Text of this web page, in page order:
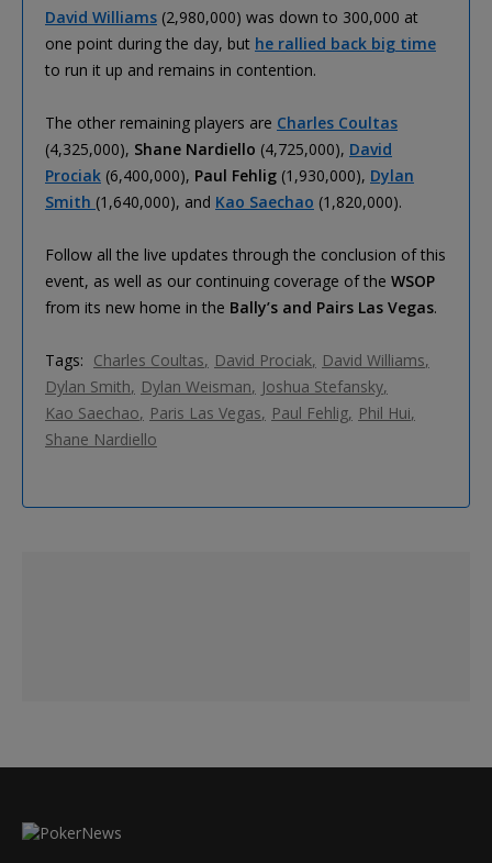
David Williams (2,980,000) was down to 300,000 at
one point during the day, but he rallied back big time
to run it up and remains in contention.
The other remaining players are Charles Coultas
(4,325,000), Shane Nardiello (4,725,000), David
Prociak (6,400,000), Paul Fehlig (1,930,000), Dylan
Smith (1,640,000), and Kao Saechao (1,820,000).
Follow all the live updates through the conclusion of this
event, as well as our continuing coverage of the WSOP
from its new home in the Bally’s and Pairs Las Vegas.
Tags: Charles Coultas David Prociak
David Williams
Dylan Smith
Dylan Weisman
Joshua Stefansky
Kao Saechao
Paris Las Vegas Paul Fehlig Phil Hui
Shane Nardiello